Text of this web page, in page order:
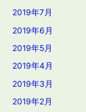
2019年7月
2019年6月
2019年5月
2019年4月
2019年3月
2019年2月